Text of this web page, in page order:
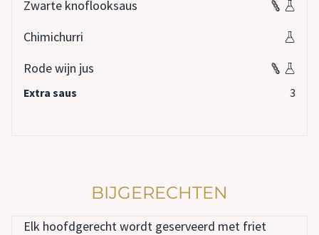
Zwarte knoflooksaus
Chimichurri
Rode wijn jus
Extra saus 3
BIJGERECHTEN
Elk hoofdgerecht wordt geserveerd met friet